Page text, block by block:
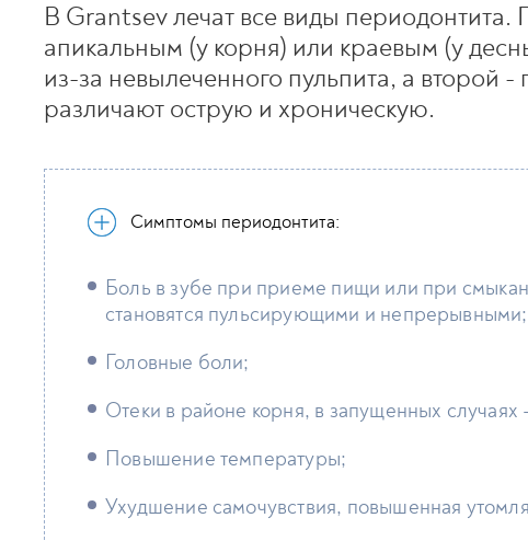
В Grantsev лечат все виды
апикальным (у корня) или краевым (у
из-за невылеченного пульпита, а второй
различают острую и хроническую.
Симптомы периодонтита:
Боль в зубе при приеме пищи или при
становятся пульсирующими и непрерывными;
Головные боли;
Отеки в районе корня, в запущенных
Повышение температуры;
Ухудшение самочувствия, повышенная